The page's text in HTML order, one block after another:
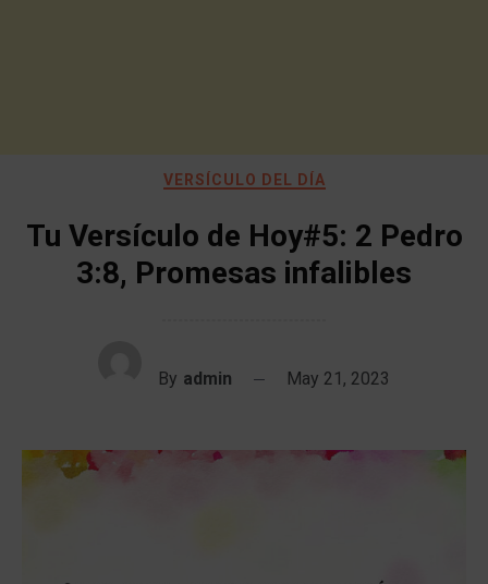
VERSÍCULO DEL DÍA
Tu Versículo de Hoy#5: 2 Pedro
3:8, Promesas infalibles
By admin May 21, 2023